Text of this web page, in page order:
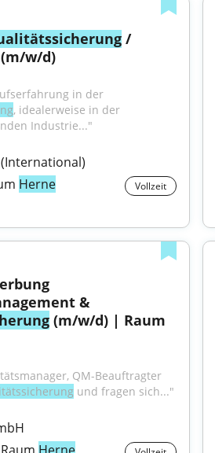
/
w/d)
, idealerweise in der
Industrie..."
Herne Vollzeit
(m/w/d) | Raum
QM-Beauftragter
und fragen sich..."